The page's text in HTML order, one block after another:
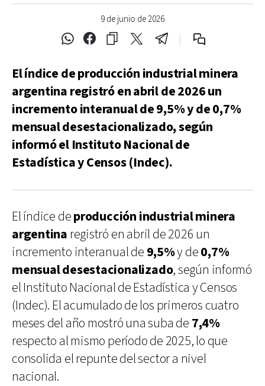
9 de junio de 2026
El índice de producción industrial minera
argentina registró en abril de 2026 un
incremento interanual de 9,5% y de 0,7%
mensual desestacionalizado, según
informó el Instituto Nacional de
Estadística y Censos (Indec).
El índice deproducción industrial minera
argentina registró en abril de 2026 un
incremento interanual de 9,5%y de0,7%
mensual desestacionalizado, según informó
el Instituto Nacional de Estadística y Censos
(Indec). El acumulado de los primeros cuatro
meses del año mostró una suba de 7,4%
respecto al mismo período de 2025, lo que
consolida el repunte del sector a nivel
nacional.